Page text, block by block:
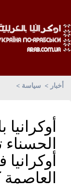
أخبار سياسة